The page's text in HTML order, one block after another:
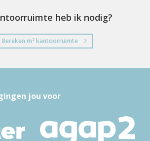
heb ik nodig?
Bereken m2kantoorruimte
jou voor